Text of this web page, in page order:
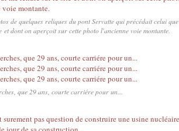
de quelques reliques du pont Servatte qui précédait celui que
dont on aperçoit sur cette photo l'ancienne voie montante.
que 29 ans, courte carriére pour un...